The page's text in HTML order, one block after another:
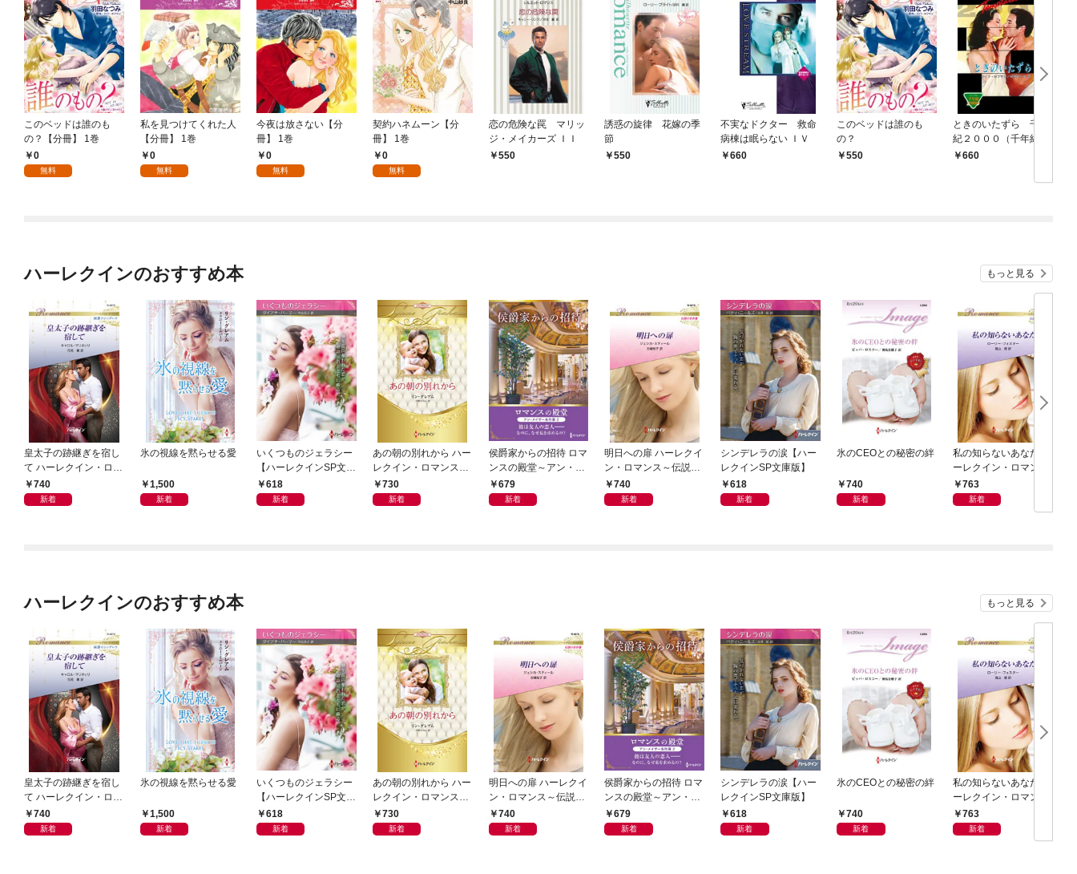
このベッドは誰のも
の？【分冊】 1巻
0
無料
私を見つけてくれた人
【分冊】 1巻
0
無料
今夜は放さない【分
冊】 1巻
0
無料
契約ハネムーン【分
冊】 1巻
0
無料
恋の危険な罠 マリッ
ジ・メイカーズ ＩＩ
550
誘惑の旋律 花嫁の季
節
550
不実なドクター 救命
病棟は眠らない ＩＶ
660
このベッドは誰のも
の？
550
ときのいたずら 千年
紀２０００（千年紀：
ミレニアム）
660
ハーレクインのおすすめ本 もっと見る
皇太子の跡継ぎを宿し
て ハーレクイン・ロマ
ンス～純潔のシンデレ
ラ～
740
新着
氷の視線を黙らせる愛
1,500
新着
いくつものジェラシー
【ハーレクインSP文庫
版】618
新着
あの朝の別れから ハー
レクイン・ロマンス・
プレミアム～リン・グ
レアム・ベスト・セレ
730
新着
侯爵家からの招待 ロマ
ンスの殿堂～アン・メ
イザー名作選 2～【ハ
ーレクインSP文庫版】
679
新着
明日への扉 ハーレクイ
ン・ロマンス～伝説の
名作選～【ハーレクイ
ン・ロマンス版】
740
新着
シンデレラの涙【ハー
レクインSP文庫版】
618
新着
氷のCEOとの秘密の絆
740
新着
私の知らないあなた ハ
ーレクイン・ロマンス
～伝説の名作選～【ハ
ーレクイン・ロマンス
763
新着
ハーレクインのおすすめ本 もっと見る
皇太子の跡継ぎを宿し
て ハーレクイン・ロマ
ンス～純潔のシンデレ
ラ～
740
新着
氷の視線を黙らせる愛
1,500
新着
いくつものジェラシー
【ハーレクインSP文庫
版】618
新着
あの朝の別れから ハー
レクイン・ロマンス・
プレミアム～リン・グ
レアム・ベスト・セレ
730
新着
明日への扉 ハーレクイ
ン・ロマンス～伝説の
名作選～【ハーレクイ
ン・ロマンス版】
740
新着
侯爵家からの招待 ロマ
ンスの殿堂～アン・メ
イザー名作選 2～【ハ
ーレクインSP文庫版】
679
新着
シンデレラの涙【ハー
レクインSP文庫版】
618
新着
氷のCEOとの秘密の絆
740
新着
私の知らないあなた ハ
ーレクイン・ロマンス
～伝説の名作選～【ハ
ーレクイン・ロマンス
763
新着